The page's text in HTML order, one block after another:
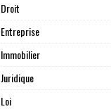
Droit
Entreprise
Immobilier
Juridique
Loi